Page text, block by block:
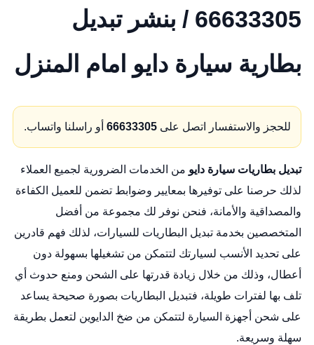
66633305 / بنشر تبديل
بطارية سيارة دايو امام المنزل
للحجز والاستفسار اتصل على 66633305أو راسلنا واتساب.
تبديل بطاريات سيارة دايو من الخدمات الضرورية لجميع العملاء
لذلك حرصنا على توفيرها بمعايير وضوابط تضمن للعميل الكفاءة
والمصداقية والأمانة، فنحن نوفر لك مجموعة من أفضل
المتخصصين بخدمة تبديل البطاريات للسيارات، لذلك فهم قادرين
على تحديد الأنسب لسيارتك لتتمكن من تشغيلها بسهولة دون
أعطال، وذلك من خلال زيادة قدرتها على الشحن ومنع حدوث أي
تلف بها لفترات طويلة، فتبديل البطاريات بصورة صحيحة يساعد
على شحن أجهزة السيارة لتتمكن من ضخ الدايوين لتعمل بطريقة
سهلة وسريعة.